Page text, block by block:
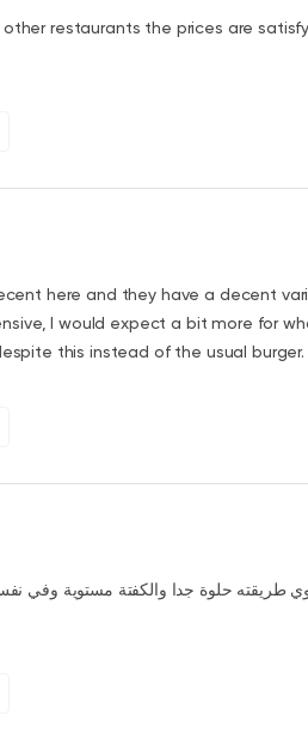
restaurants the prices are
here and they have a decent
I would expect a bit more for
this instead of the usual burger.
طريقته حلوة جدا والكفتة مستوية وفي